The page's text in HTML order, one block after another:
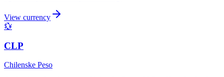
View currency
💱
CLP
Chilenske Peso